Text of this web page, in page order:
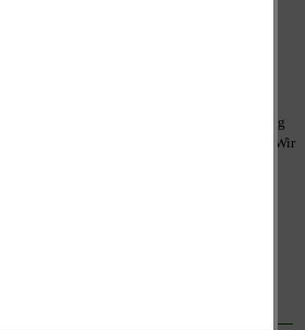
Saal durch Sie für Ihre Feier oder Veranstaltung
die unverbindliche Reservierungsanfrage. Wir
in Verbindung.